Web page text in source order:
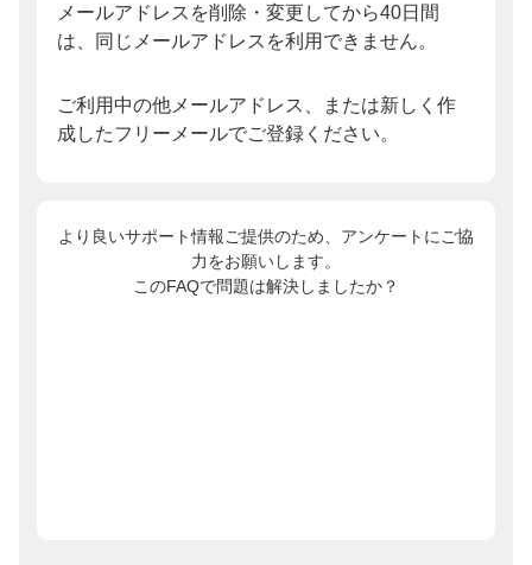
メールアドレスを削除・変更してから40日間
は、同じメールアドレスを利用できません。
ご利用中の他メールアドレス、または新しく作
成したフリーメールでご登録ください。
より良いサポート情報ご提供のため、アンケートにご協
力をお願いします。
このFAQで問題は解決しましたか？